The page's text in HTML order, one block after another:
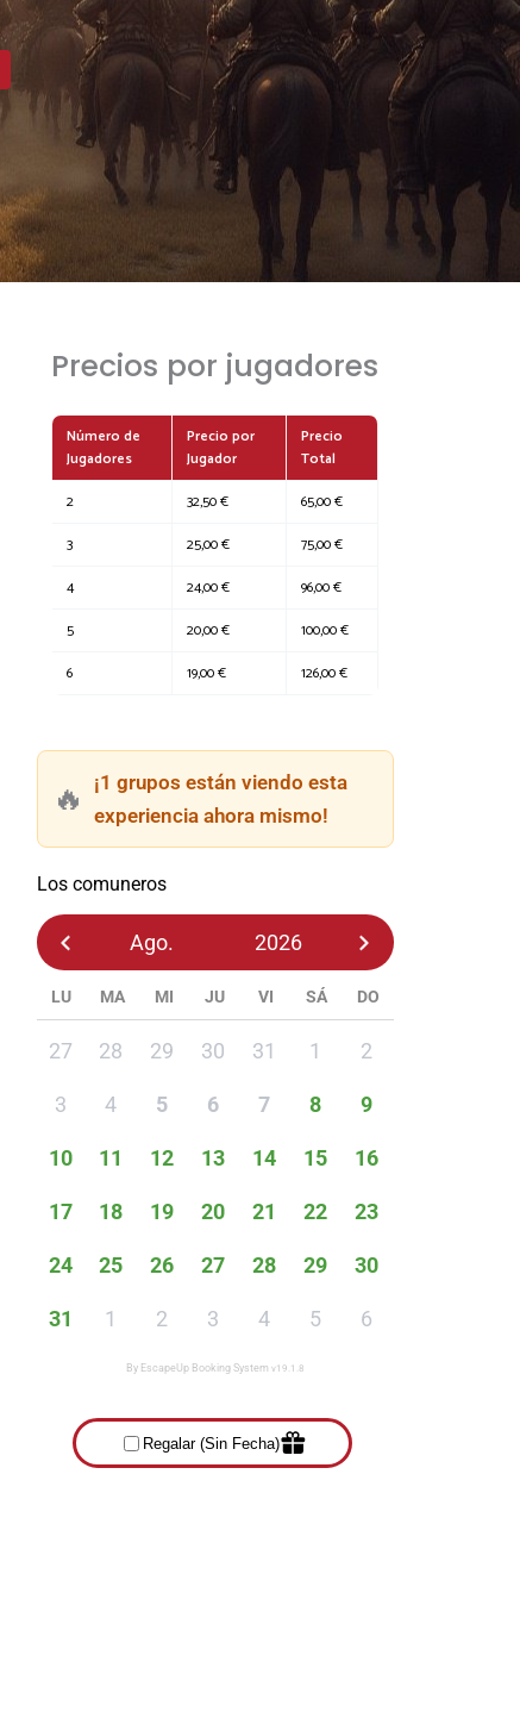
Precios por jugadores
Número de
Jugadores
Precio por
Jugador
Precio
Total
2
32,50 €
65,00 €
3
25,00 €
75,00 €
4
24,00 €
96,00 €
5
20,00 €
100,00 €
6
19,00 € 126,00 €